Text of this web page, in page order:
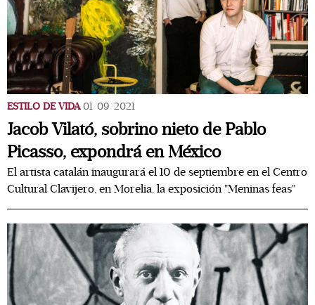
ESTILO DE VIDA 01/09/2021
Jacob Vilató, sobrino nieto de Pablo
Picasso, expondrá en México
El artista catalán inaugurará el 10 de septiembre en el Centro
Cultural Clavijero, en Morelia, la exposición "Meninas feas"